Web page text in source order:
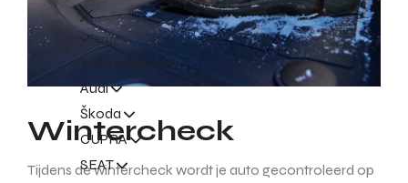
Terug
Volkswagen
Audi
Škoda
CUPRA
SEAT
Wintercheck
Tijdens de wintercheck wordt je auto gecontroleerd op